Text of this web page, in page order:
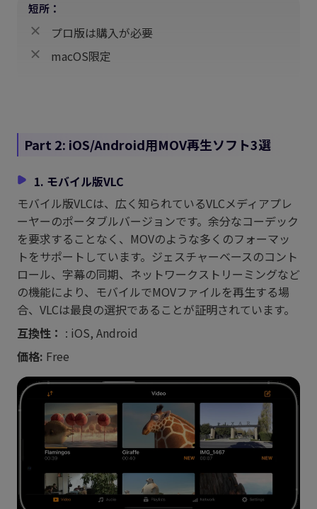
短所：
プロ版は購入が必要
macOS限定
Part 2: iOS/Android用MOV再生ソフト3選
1. モバイル版VLC
モバイル版VLCは、広く知られているVLCメディアプレ
ーヤーのポータブルバージョンです。余分なコーデック
を要求することなく、MOVのような多くのフォーマッ
トをサポートしています。ジェスチャーベースのコント
ロール、字幕の同期、ネットワークストリーミングなど
の機能により、モバイルでMOVファイルを再生する場
合、VLCは最良の選択であることが証明されています。
互換性： : iOS, Android
価格: Free